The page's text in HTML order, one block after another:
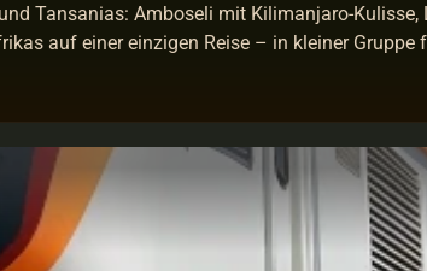
Tansanias: Amboseli mit Kilimanjaro-
auf einer einzigen Reise – in kleiner